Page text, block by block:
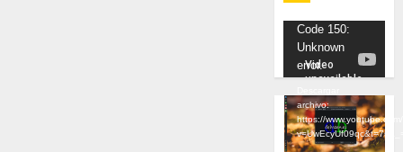
Reproductor
de
vídeo
Code 150:
Unknown
error.
archivo:
https://